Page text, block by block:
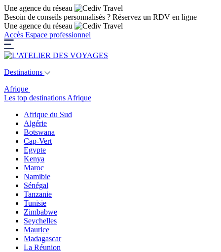
Une agence du réseau
Besoin de conseils personnalisés ? Réservez un RDV en ligne
Une agence du réseau
Accès Espace professionnel
Destinations
Afrique
Les top destinations Afrique
Afrique du Sud
Algérie
Botswana
Cap-Vert
Egypte
Kenya
Maroc
Namibie
Sénégal
Tanzanie
Tunisie
Zimbabwe
Seychelles
Maurice
Madagascar
La Réunion